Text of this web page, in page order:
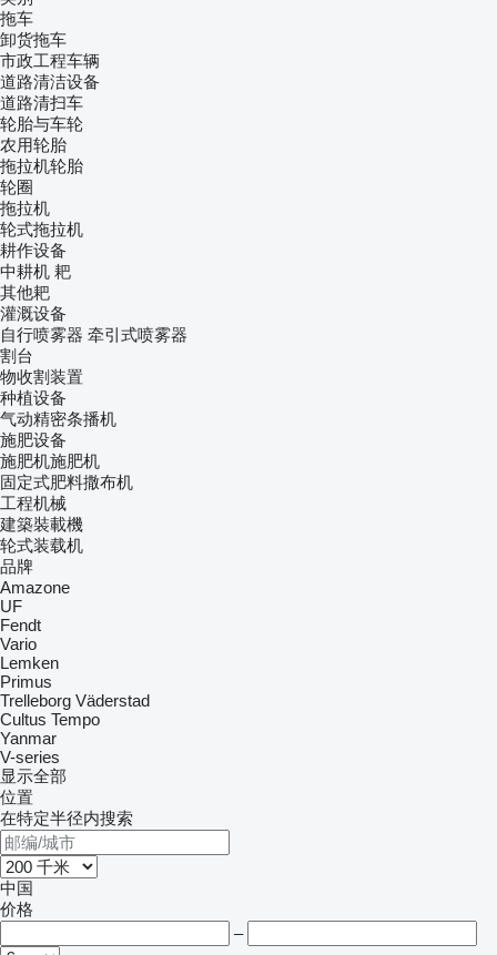
拖车
卸货拖车
市政工程车辆
道路清洁设备
道路清扫车
轮胎与车轮
农用轮胎
拖拉机轮胎
轮圈
拖拉机
轮式拖拉机
耕作设备
中耕机 耙
其他耙
灌溉设备
自行喷雾器 牵引式喷雾器
割台
物收割装置
种植设备
气动精密条播机
施肥设备
施肥机施肥机
固定式肥料撒布机
工程机械
建築裝載機
轮式装载机
品牌
Amazone
UF
Fendt
Vario
Lemken
Primus
Trelleborg Väderstad
Cultus Tempo
Yanmar
V-series
显示全部
位置
在特定半径内搜索
中国
价格
–